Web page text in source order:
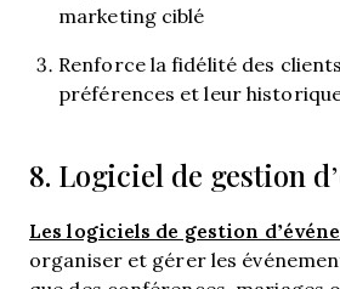
marketing ciblé
Renforce la fidélité des
préférences et leur
8. Logiciel de gestion
Les logiciels de gestion
organiser et gérer les